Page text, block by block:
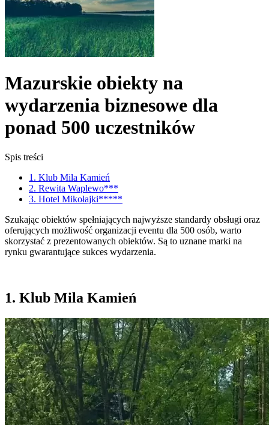
Mazurskie obiekty na
wydarzenia biznesowe dla
ponad 500 uczestników
Spis treści
1. Klub Mila Kamień
2. Rewita Waplewo***
3. Hotel Mikołajki*****
Szukając obiektów spełniających najwyższe standardy obsługi oraz
oferujących możliwość organizacji eventu dla 500 osób, warto
skorzystać z prezentowanych obiektów. Są to uznane marki na
rynku gwarantujące sukces wydarzenia.
1. Klub Mila Kamień